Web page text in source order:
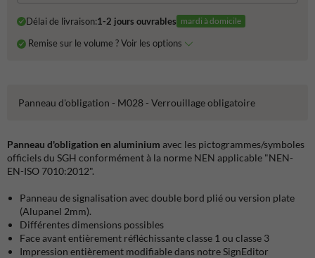
Délai de livraison:1-2 jours ouvrables mardi à domicile
Remise sur le volume ? Voir les options
Panneau d'obligation - M028 - Verrouillage obligatoire
Panneau d'obligation en aluminium avec les pictogrammes/symboles
officiels du SGH conformément à la norme NEN applicable "NEN-
EN-ISO 7010:2012".
Panneau de signalisation avec double bord plié ou version plate
(Alupanel 2mm).
Différentes dimensions possibles
Face avant entièrement réfléchissante classe 1 ou classe 3
Impression entièrement modifiable dans notre SignEditor